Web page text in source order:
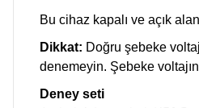
Bu cihaz kapalı ve açık
Dikkat: Doğru şebeke
denemeyin. Şebeke
Deney seti